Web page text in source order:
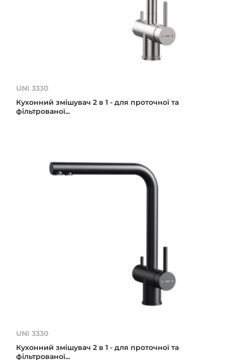
UNI 3330
Кухонний змішувач 2 в 1 - для проточної та
фільтрованої...
UNI 3330
Кухонний змішувач 2 в 1 - для проточної та
фільтрованої...